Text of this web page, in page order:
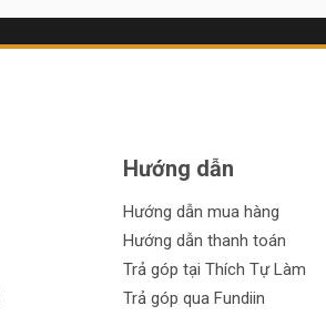
Hướng dẫn
Hướng dẫn mua hàng
Hướng dẫn thanh toán
Trả góp tại Thích Tự Làm
Trả góp qua Fundiin